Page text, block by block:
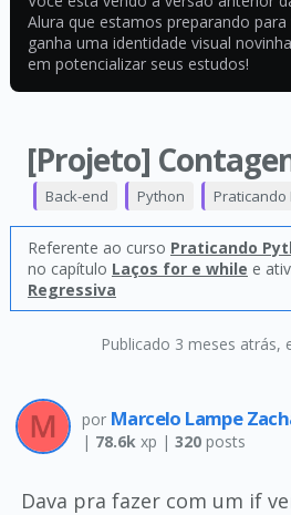
Alura que estamos preparando para
ganha uma identidade visual
em potencializar seus estudos!
[Projeto]
Publicado 3 meses atrás,
Back-end Python Praticando
Referente ao curso Praticando
no capítulo Laços for e while e
Regressiva
por Marcelo Lampe
| 78.6kxp | 320posts
Dava pra fazer com um if